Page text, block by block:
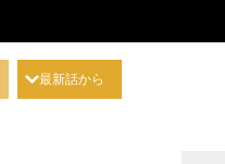
最新話から